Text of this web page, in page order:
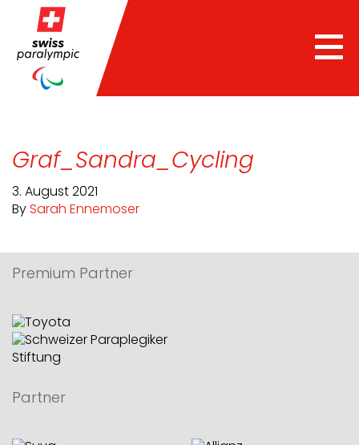
Graf_Sandra_Cycling
3. August 2021
By Sarah Ennemoser
Premium Partner
Partner